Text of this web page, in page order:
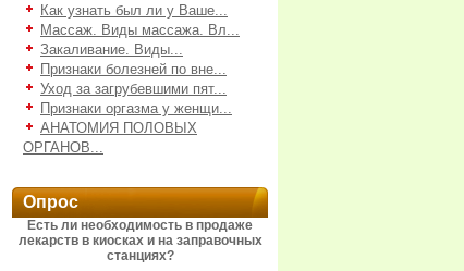
Как узнать был ли у Ваше...
Массаж. Виды массажа. Вл...
Закаливание. Виды...
Признаки болезней по вне...
Уход за загрубевшими пят...
Признаки оргазма у женщи...
АНАТОМИЯ ПОЛОВЫХ
ОРГАНОВ...
Опрос
Есть ли необходимость в продаже
лекарств в киосках и на заправочных
станциях?